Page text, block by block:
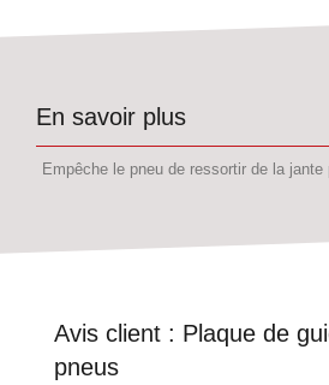
En savoir plus
Empêche le pneu de ressortir de la jante
Avis client : Plaque de
pneus